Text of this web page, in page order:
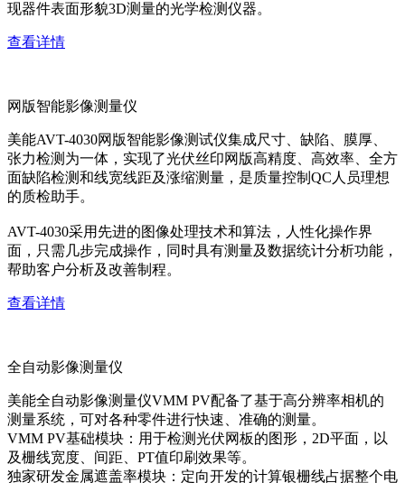
现器件表面形貌3D测量的光学检测仪器。
查看详情
网版智能影像测量仪
美能AVT-4030网版智能影像测试仪集成尺寸、缺陷、膜厚、
张力检测为一体，实现了光伏丝印网版高精度、高效率、全方
面缺陷检测和线宽线距及涨缩测量，是质量控制QC人员理想
的质检助手。
AVT-4030采用先进的图像处理技术和算法，人性化操作界
面，只需几步完成操作，同时具有测量及数据统计分析功能，
帮助客户分析及改善制程。
查看详情
全自动影像测量仪
美能全自动影像测量仪VMM PV配备了基于高分辨率相机的
测量系统，可对各种零件进行快速、准确的测量。
VMM PV基础模块：用于检测光伏网板的图形，2D平面，以
及栅线宽度、间距、PT值印刷效果等。
独家研发金属遮盖率模块：定向开发的计算银栅线占据整个电